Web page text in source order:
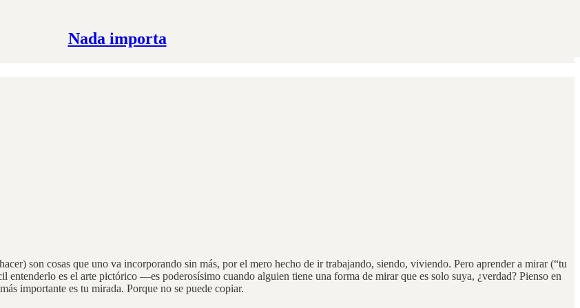
Nada importa
son cosas que uno va incorporando sin más, por el mero hecho de ir trabajando, siendo, viviendo. Pero aprender a mirar (“tu
es el arte pictórico —es poderosísimo cuando alguien tiene una forma de mirar que es solo suya, ¿verdad? Pienso en
importante es tu mirada. Porque no se puede copiar.